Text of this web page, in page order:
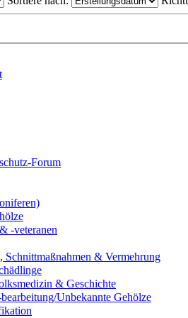
Forum
-veteranen
& Vermehrung
& Geschichte
Unbekannte Gehölze